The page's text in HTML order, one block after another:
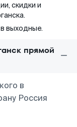
скидки и
выходные.
прямой
в
Россия